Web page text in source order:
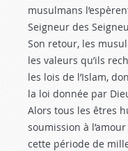
musulmans
Seigneur des
Son retour, les
les valeurs qu’ils
les lois de l’Islam,
la loi donnée par
Alors tous les êtres
soumission à
cette période de